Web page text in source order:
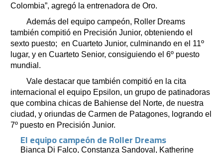
Colombia”, agregó la entrenadora de Oro.
Además del equipo campeón, Roller Dreams
también compitió en Precisión Junior, obteniendo el
sexto puesto; en Cuarteto Junior, culminando en el 11º
lugar, y en Cuarteto Senior, consiguiendo el 6º puesto
mundial.
Vale destacar que también compitió en la cita
internacional el equipo Epsilon, un grupo de patinadoras
que combina chicas de Bahiense del Norte, de nuestra
ciudad, y oriundas de Carmen de Patagones, logrando el
7º puesto en Precisión Junior.
El equipo campeón de Roller Dreams
Bianca Di Falco, Constanza Sandoval, Katherine